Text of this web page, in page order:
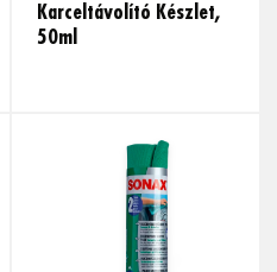
Karceltávolító Készlet,
50ml